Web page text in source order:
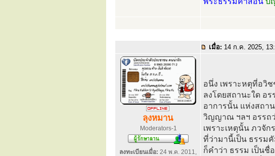
เมื่อ: 14 ก.ค. 2025,
ลุงหมาน
Moderators-1
ลงทะเบียนเมื่อ: 24 พ.ค. 2011,
อนึ่ง เพราะหตุที่อวิ
ลงโดยสถานะใด อ
อาการนั้น แห่งสถาน
วิญญาณ ฯลฯ อรรถ
เพราะเหตุนั้น ภวจัก
ที่ว่ามานี้เป็น ธรรม
ก็คำว่า ธรรม เป็นชื่